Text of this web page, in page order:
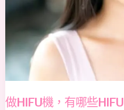
做HIFU機，有哪些
HIFU
作
用？
HIFU
療
程